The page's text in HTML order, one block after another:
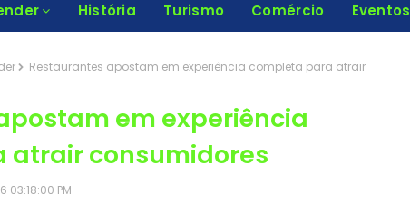
História Turismo Comércio Eventos
Restaurantes apostam em experiência completa para atrair
em experiência
atrair consumidores
03:18:00 PM